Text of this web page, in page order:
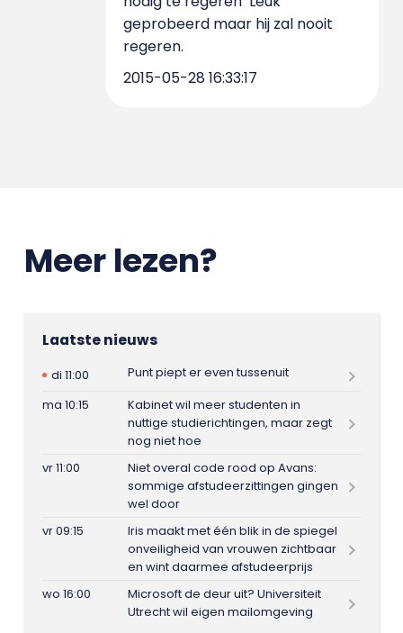
geprobeerd maar hij zal nooit
regeren.
2015-05-28 16:33:17
Meer lezen?
Laatste nieuws
di 11:00
Punt piept er even tussenuit
ma 10:15
Kabinet wil meer studenten in
nuttige studierichtingen, maar zegt
nog niet hoe
vr 11:00
Niet overal code rood op Avans:
sommige afstudeerzittingen gingen
wel door
vr 09:15
Iris maakt met één blik in de spiegel
onveiligheid van vrouwen zichtbaar
en wint daarmee afstudeerprijs
wo 16:00
Microsoft de deur uit? Universiteit
Utrecht wil eigen mailomgeving